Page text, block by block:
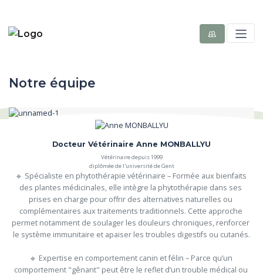
Notre équipe
Docteur Vétérinaire Anne MONBALLYU
Vétérinaire depuis 1999
diplômée de l'université de Gent
🔹 Spécialiste en phytothérapie vétérinaire – Formée aux bienfaits
des plantes médicinales, elle intègre la phytothérapie dans ses
prises en charge pour offrir des alternatives naturelles ou
complémentaires aux traitements traditionnels. Cette approche
permet notamment de soulager les douleurs chroniques, renforcer
le système immunitaire et apaiser les troubles digestifs ou cutanés.
🔹 Expertise en comportement canin et félin – Parce qu’un
comportement "gênant" peut être le reflet d’un trouble médical ou